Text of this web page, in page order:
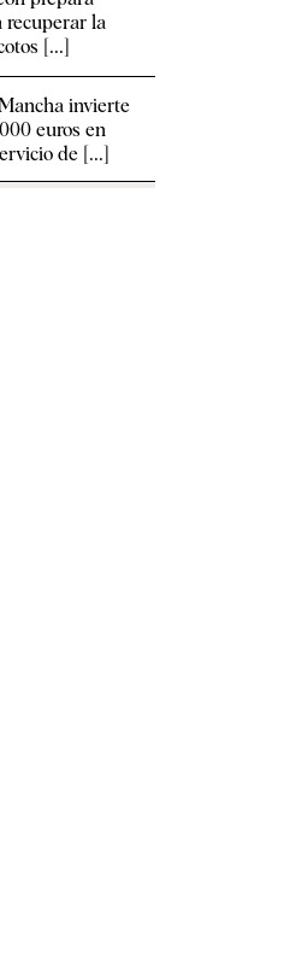
recuperar la
[...]
invierte
euros en
de [...]